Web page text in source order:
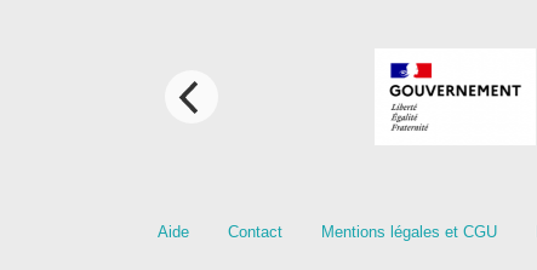
Aide Contact Mentions légales et CGU